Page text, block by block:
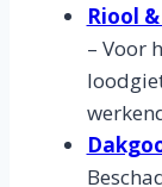
Riool
– Voor